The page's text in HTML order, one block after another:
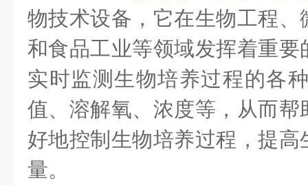
物技术设备，它在生物工程
和食品工业等领域发挥着重
实时监测生物培养过程的各
值、溶解氧、浓度等，从而
好地控制生物培养过程，提
量。